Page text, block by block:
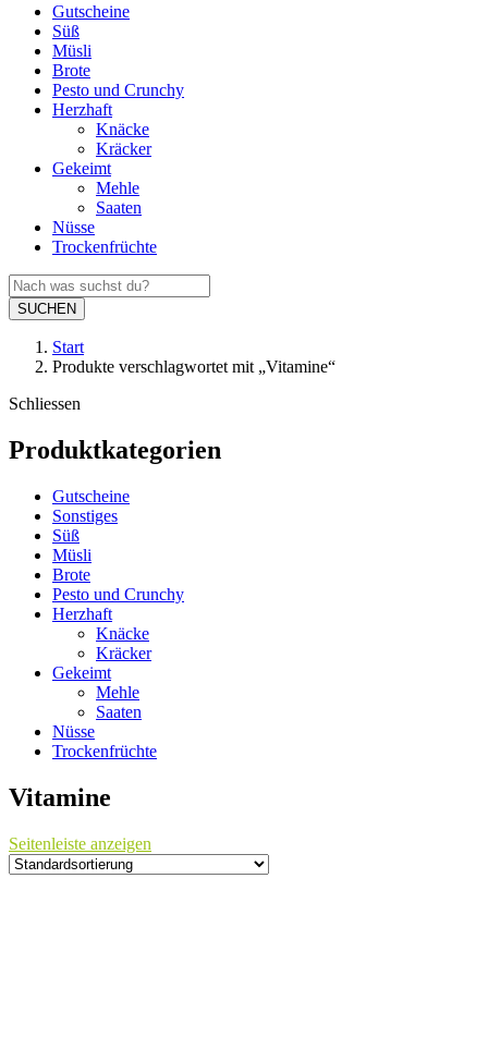
Gutscheine
Süß
Müsli
Brote
Pesto und Crunchy
Herzhaft
Knäcke
Kräcker
Gekeimt
Mehle
Saaten
Nüsse
Trockenfrüchte
SUCHEN
Start
Produkte verschlagwortet mit „Vitamine“
Schliessen
Produktkategorien
Gutscheine
Sonstiges
Süß
Müsli
Brote
Pesto und Crunchy
Herzhaft
Knäcke
Kräcker
Gekeimt
Mehle
Saaten
Nüsse
Trockenfrüchte
Vitamine
Seitenleiste anzeigen